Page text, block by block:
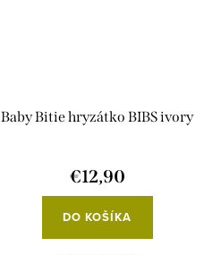
Baby Bitie hryzátko BIBS ivory
€12,90
DO KOŠÍKA